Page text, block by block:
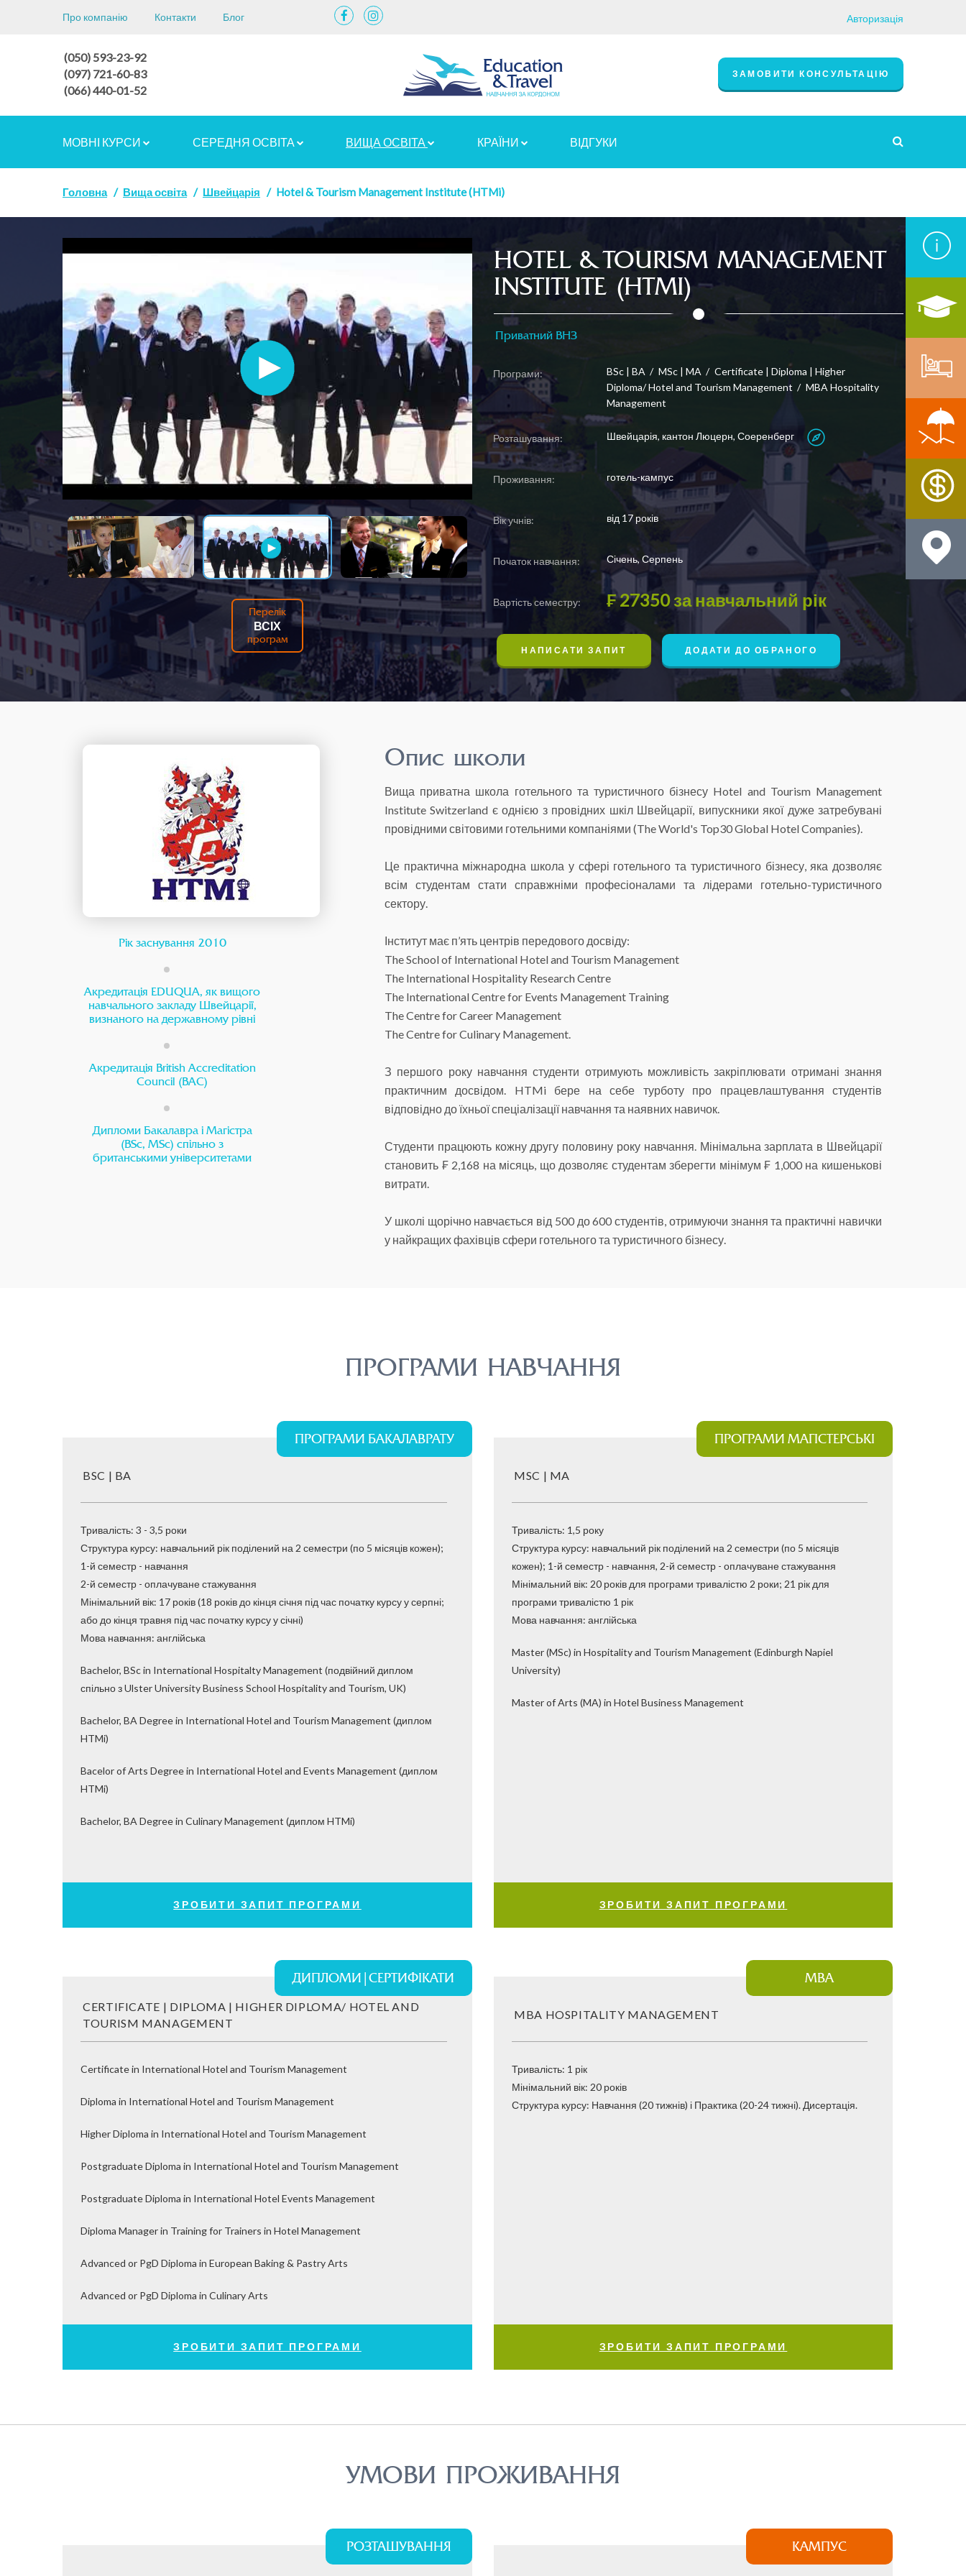
Про компанію Контакти Блог Авторизація
(050) 593-23-92
(097) 721-60-83
(066) 440-01-52
ЗАМОВИТИ КОНСУЛЬТАЦІЮ
МОВНІ КУРСИ СЕРЕДНЯ ОСВІТА ВИЩА ОСВІТА КРАЇНИ ВІДГУКИ
Головна Вища освіта Швейцарія Hotel & Tourism Management Institute (HTMi)
Перелік
ВСІХ
програм
HOTEL & TOURISM MANAGEMENT
INSTITUTE (HTMI)
Приватний ВНЗ
Програми: BSc | BA MSc | MA
Certificate | Diploma | Higher
Diploma/ Hotel and Tourism Management
MBA Hospitality
Management
Розташування: Швейцарія, кантон Люцерн, Соеренберг
Проживання: готель-кампус
Вік учнів: від 17 років
Початок навчання: Січень, Серпень
Вартість семестру: ₣ 27350за навчальний рік
НАПИСАТИ ЗАПИТ ДОДАТИ ДО ОБРАНОГО
Рік заснування 2010
Акредитація EDUQUA, як вищого
навчального закладу Швейцарії,
визнаного на державному рівні
Акредитація British Accreditation
Council (BAC)
Дипломи Бакалавра і Магістра
(BSc, MSc) спільно з
британськими університетами
Опис школи
Вища приватна школа готельного та туристичного бізнесу Hotel and Tourism Management
Institute Switzerland є однією з провідних шкіл Швейцарії, випускники якої дуже затребувані
провідними світовими готельними компаніями (The World's Top30 Global Hotel Companies).
Це практична міжнародна школа у сфері готельного та туристичного бізнесу, яка дозволяє
всім студентам стати справжніми професіоналами та лідерами готельно-туристичного
сектору.
Інститут має п’ять центрів передового досвіду:
The School of International Hotel and Tourism Management
The International Hospitality Research Centre
The International Centre for Events Management Training
The Centre for Career Management
The Centre for Culinary Management.
З першого року навчання студенти отримують можливість закріплювати отримані знання
практичним досвідом. HTMi бере на себе турботу про працевлаштування студентів
відповідно до їхньої спеціалізації навчання та наявних навичок.
Студенти працюють кожну другу половину року навчання. Мінімальна зарплата в Швейцарії
становить ₣ 2,168 на місяць, що дозволяє студентам зберегти мінімум ₣ 1,000 на кишенькові
витрати.
У школі щорічно навчається від 500 до 600 студентів, отримуючи знання та практичні навички
у найкращих фахівців сфери готельного та туристичного бізнесу.
ПРОГРАМИ НАВЧАННЯ
ПРОГРАМИ БАКАЛАВРАТУ
BSC | BA
Тривалість: 3 - 3,5 роки
Структура курсу: навчальний рік поділений на 2 семестри (по 5 місяців кожен);
1-й семестр - навчання
2-й семестр - оплачуване стажування
​​​​​​​Мінімальний вік: 17 років (18 років до кінця січня під час початку курсу у серпні;
або до кінця травня під час початку курсу у січні)
Мова навчання: англійська
Bachelor, BSc in International Hospitalty Management (подвійний диплом
спільно з Ulster University Business School Hospitality and Tourism, UK)
Bachelor, BA Degree in International Hotel and Tourism Management (диплом
HTMi)
Bacelor of Arts Degree in International Hotel and Events Management (диплом
HTMi)
Bachelor, BA Degree in Culinary Management (диплом HTMi)
ЗРОБИТИ ЗАПИТ ПРОГРАМИ
ПРОГРАМИ МАГІСТЕРСЬКІ
MSC | MA
Тривалість: 1,5 року
Структура курсу: навчальний рік поділений на 2 семестри (по 5 місяців
кожен); 1-й семестр - навчання, 2-й семестр - оплачуване стажування
Мінімальний вік: 20 років для програми тривалістю 2 роки; 21 рік для
програми тривалістю 1 рік
Мова навчання: англійська
Master (MSc) in Hospitality and Tourism Management (Edinburgh Napiel
University)
Master of Arts (MA) in Hotel Business Management
ЗРОБИТИ ЗАПИТ ПРОГРАМИ
ДИПЛОМИ | СЕРТИФІКАТИ
CERTIFICATE | DIPLOMA | HIGHER DIPLOMA/ HOTEL AND
TOURISM MANAGEMENT
Certificate in International Hotel and Tourism Management
Diploma in International Hotel and Tourism Management
Higher Diploma in International Hotel and Tourism Management
Postgraduate Diploma in International Hotel and Tourism Management
Postgraduate Diploma in International Hotel Events Management
Diploma Manager in Training for Trainers in Hotel Management
Advanced or PgD Diploma in European Baking & Pastry Arts
Advanced or PgD Diploma in Culinary Arts
ЗРОБИТИ ЗАПИТ ПРОГРАМИ
MBA
MBA HOSPITALITY MANAGEMENT
Тривалість: 1 рік
Мінімальний вік: 20 років
Структура курсу: Навчання (20 тижнів) і Практика (20-24 тижні). Дисертація.
ЗРОБИТИ ЗАПИТ ПРОГРАМИ
УМОВИ ПРОЖИВАННЯ
РОЗТАШУВАННЯ КАМПУС